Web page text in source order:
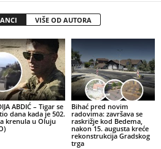
VIŠE OD AUTORA
ABDIĆ – Tigar se
dana kada je 502.
krenula u Oluju
Bihać pred novim
radovima: završava se
raskrižje kod Bedema,
nakon 15. augusta kreće
rekonstrukcija Gradskog
trga